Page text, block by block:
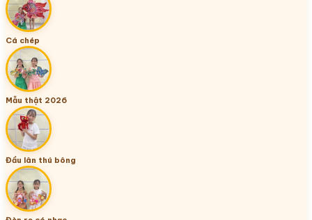
Cá chép
Mẫu thật 2026
Đầu lân thú bông